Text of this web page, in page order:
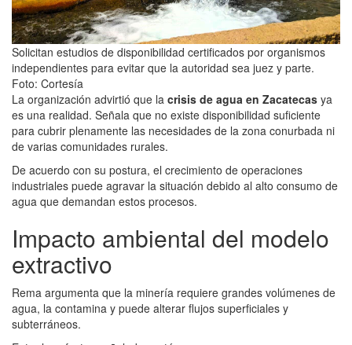
Solicitan estudios de disponibilidad certificados por organismos
independientes para evitar que la autoridad sea juez y parte.
Foto: Cortesía
La organización advirtió que la crisis de agua en Zacatecas ya
es una realidad. Señala que no existe disponibilidad suficiente
para cubrir plenamente las necesidades de la zona conurbada ni
de varias comunidades rurales.
De acuerdo con su postura, el crecimiento de operaciones
industriales puede agravar la situación debido al alto consumo de
agua que demandan estos procesos.
Impacto ambiental del modelo
extractivo
Rema argumenta que la minería requiere grandes volúmenes de
agua, la contamina y puede alterar flujos superficiales y
subterráneos.